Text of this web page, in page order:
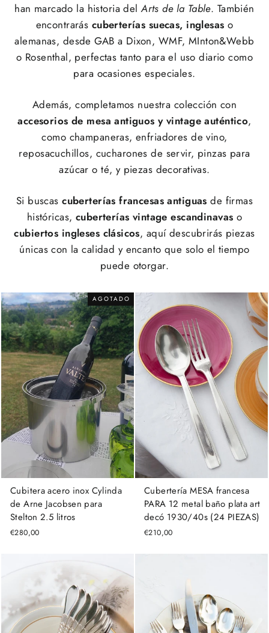
han marcado la historia delArts de la Table. También
encontrarás cuberterías suecas, inglesas o
alemanas, desde GAB a Dixon, WMF, MInton&Webb
o Rosenthal, perfectas tanto para el uso diario como
para ocasiones especiales.
Además, completamos nuestra colección con
accesorios de mesa antiguos y vintage auténtico,
como champaneras, enfriadores de vino,
reposacuchillos, cucharones de servir, pinzas para
azúcar o té, y piezas decorativas.
Si buscascuberterías francesas antiguas de firmas
históricas, cuberterías vintage escandinavas o
cubiertos ingleses clásicos, aquí descubrirás piezas
únicas con la calidad y encanto que solo el tiempo
puede otorgar.
AGOTADO
Cubitera acero inox Cylinda
de Arne Jacobsen para
Stelton 2.5 litros
€280,00
Cubertería MESA francesa
PARA 12 metal baño plata art
decó 1930/40s (24 PIEZAS)
€210,00